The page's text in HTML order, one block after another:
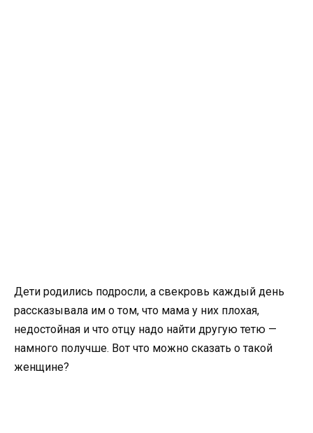
Дети родились подросли, а свекровь каждый день
рассказывала им о том, что мама у них плохая,
недостойная и что отцу надо найти другую тетю —
намного получше. Вот что можно сказать о такой
женщине?